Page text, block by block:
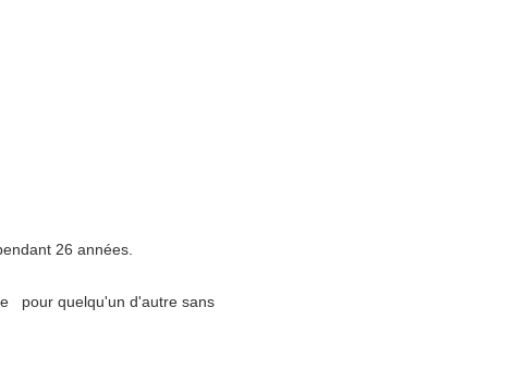
26 années.
pour quelqu'un d'autre sans